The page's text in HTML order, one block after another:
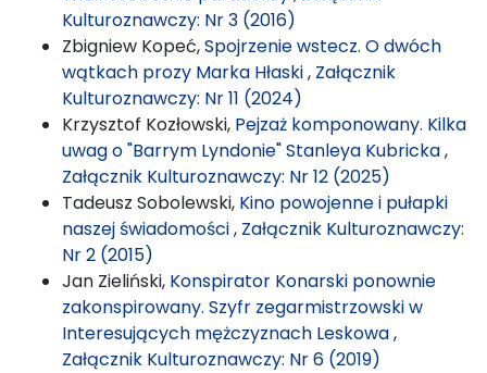
Kulturoznawczy: Nr 3 (2016)
Zbigniew Kopeć,Spojrzenie wstecz. O dwóch
wątkach prozy Marka Hłaski, Załącznik
Kulturoznawczy: Nr 11 (2024)
Krzysztof Kozłowski, Pejzaż komponowany. Kilka
uwag o "Barrym Lyndonie" Stanleya Kubricka,
Załącznik Kulturoznawczy: Nr 12 (2025)
Tadeusz Sobolewski, Kino powojenne i pułapki
naszej świadomości, Załącznik Kulturoznawczy:
Nr 2 (2015)
Jan Zieliński, Konspirator Konarski ponownie
zakonspirowany. Szyfr zegarmistrzowski w
Interesujących mężczyznach Leskowa,
Załącznik Kulturoznawczy: Nr 6 (2019)